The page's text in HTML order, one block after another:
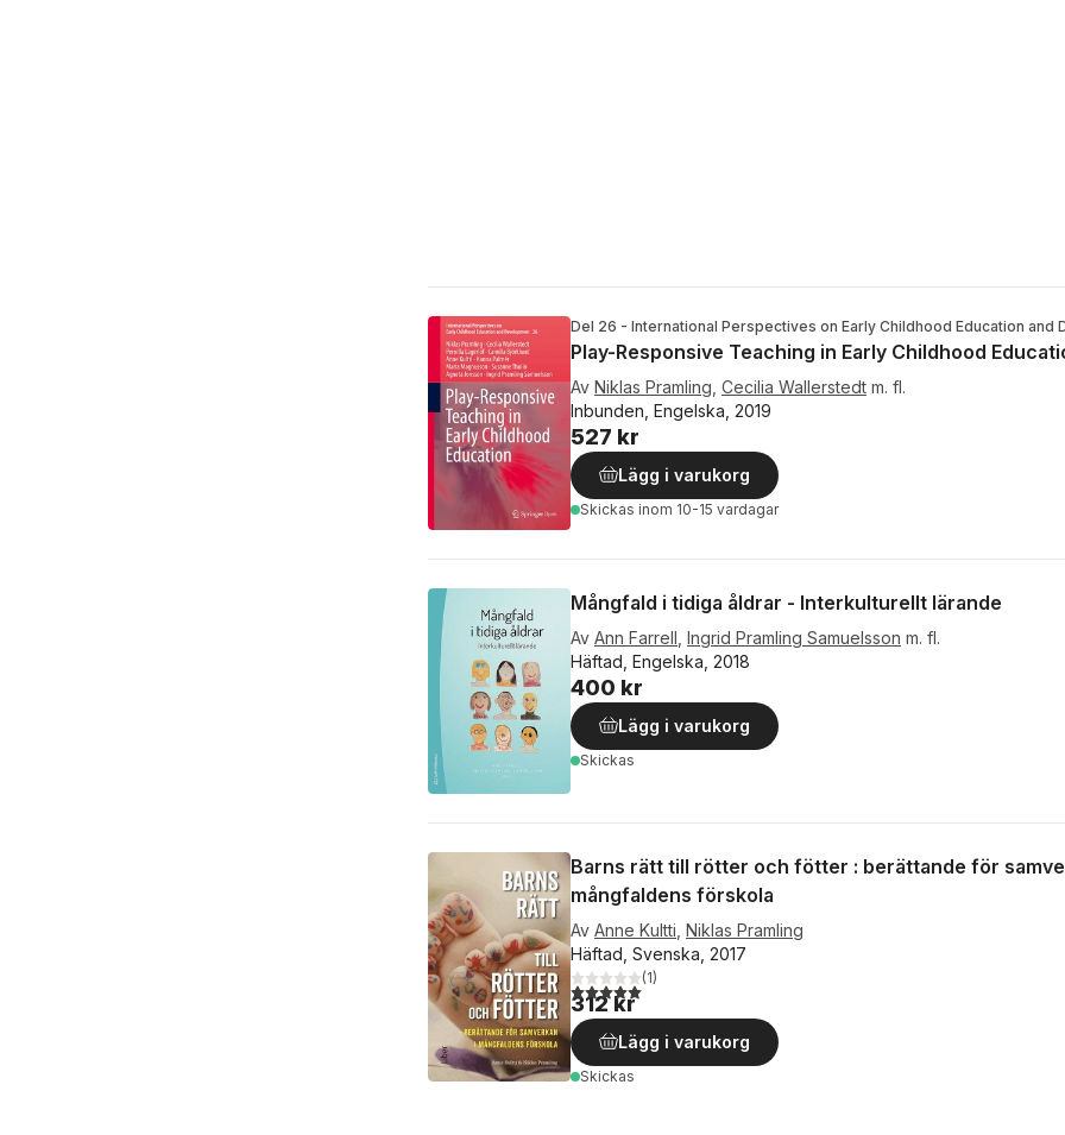
Del 26 - International Perspectives on Early Childhood Education and
Play-Responsive Teaching in Early Childhood
Av Niklas Pramling Cecilia Wallerstedt m. fl.
Inbunden, Engelska, 2019
527 kr
Lägg i varukorg
Skickas inom 10-15 vardagar
Mångfald i tidiga åldrar - Interkulturellt lärande
Av Ann Farrell Ingrid Pramling Samuelsson m. fl.
Häftad, Engelska, 2018
400 kr
Lägg i varukorg
Skickas
Barns rätt till rötter och fötter : berättande för
mångfaldens förskola
Av Anne Kultti Niklas Pramling
Häftad, Svenska, 2017
5,0utav 5 stjärnor. Totalt antal röster:
(1)
312 kr
Lägg i varukorg
Skickas